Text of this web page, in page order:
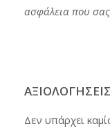
ασφάλεια που
ΑΞΙΟΛΟΓΉΣΕΙΣ
Δεν υπάρχει